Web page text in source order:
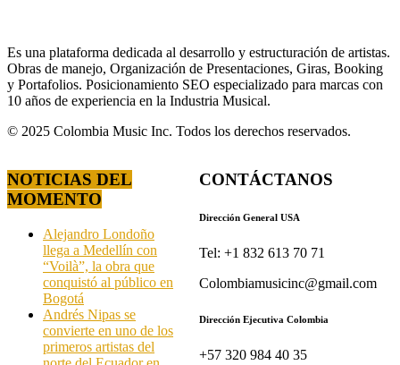
Es una plataforma dedicada al desarrollo y estructuración de artistas.
Obras de manejo, Organización de Presentaciones, Giras, Booking
y Portafolios. Posicionamiento SEO especializado para marcas con
10 años de experiencia en la Industria Musical.
© 2025 Colombia Music Inc. Todos los derechos reservados.
NOTICIAS DEL
MOMENTO
Alejandro Londoño
llega a Medellín con
“Voilà”, la obra que
conquistó al público en
Bogotá
Andrés Nipas se
convierte en uno de los
primeros artistas del
CONTÁCTANOS
Dirección General USA
Tel: +1 832 613 70 71
Colombiamusicinc@gmail.com
Dirección Ejecutiva Colombia
+57 320 984 40 35